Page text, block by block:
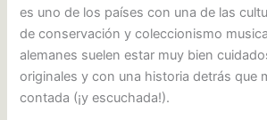
es uno de los países con una de las
de conservación y coleccionismo
alemanes suelen estar muy bien
originales y con una historia detrás que
contada (¡y escuchada!).